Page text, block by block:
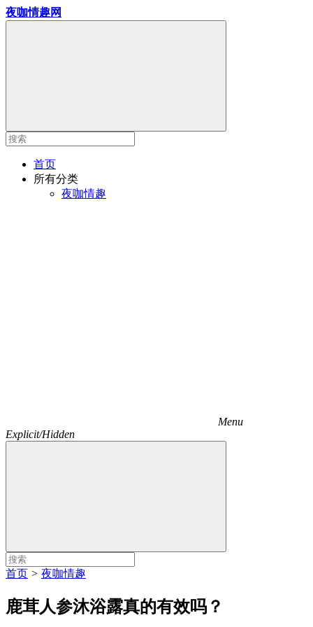
夜咖情趣网
首页
所有分类
夜咖情趣
Menu
Explicit/Hidden
首页 > 夜咖情趣
鹿茸人参沐浴露真的有效吗？